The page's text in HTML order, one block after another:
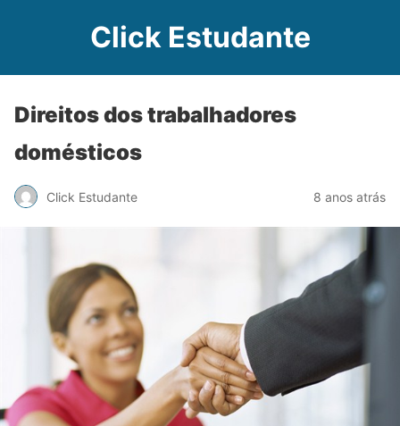
Click Estudante
Direitos dos trabalhadores
domésticos
Click Estudante 8 anos atrás